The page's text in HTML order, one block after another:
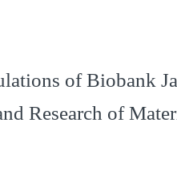
of Biobank
Research of